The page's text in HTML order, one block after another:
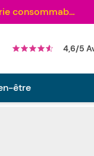
Au palmarès des meilleurs sites en 2024 et sacré n°1 en 2022 et 2023 ! ( Catégorie consommables)
4,6/5
être